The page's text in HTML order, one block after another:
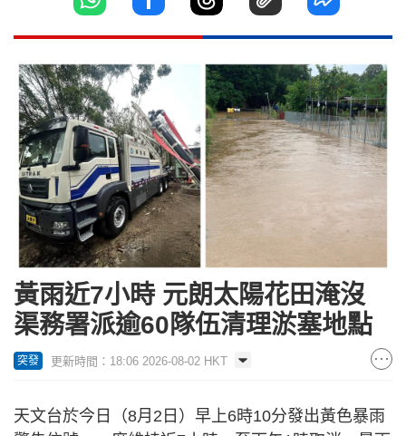
黃雨近7小時 元朗太陽花田淹沒
渠務署派逾60隊伍清理淤塞地點
突發 更新時間：18:06 2026-08-02 HKT
天文台於今日（8月2日）早上6時10分發出黃色暴雨